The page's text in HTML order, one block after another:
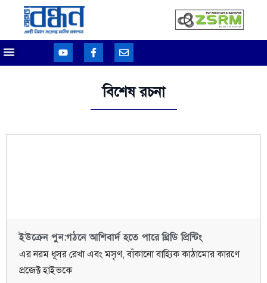
বিশেষ রচনা
ইউক্রেন পুন:গঠনে আশিবার্দ হতে পারে থ্রিডি প্রিন্টিং
এর নরম ধূসর রেখা এবং মসৃণ, বাঁকানো বাহ্যিক কাঠামোর কারণে
প্রজেক্ট হাইভকে